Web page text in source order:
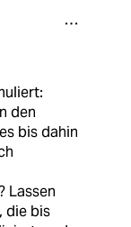
den
bis dahin
Lassen
die bis